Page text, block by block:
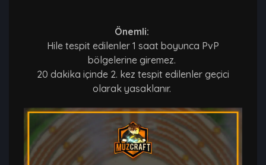
Önemli:
Hile tespit edilenler 1 saat boyunca PvP
bölgelerine giremez.
20 dakika içinde 2. kez tespit edilenler geçici
olarak yasaklanır.